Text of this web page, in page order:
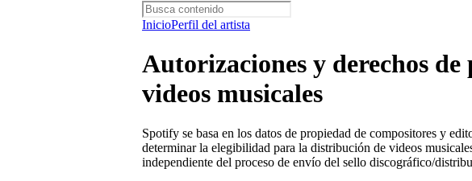
InicioPerfil del artista
Autorizaciones y derechos
videos musicales
Spotify se basa en los datos de propiedad de compositores y
determinar la elegibilidad para la distribución de videos
independiente del proceso de envío del sello discográfico/